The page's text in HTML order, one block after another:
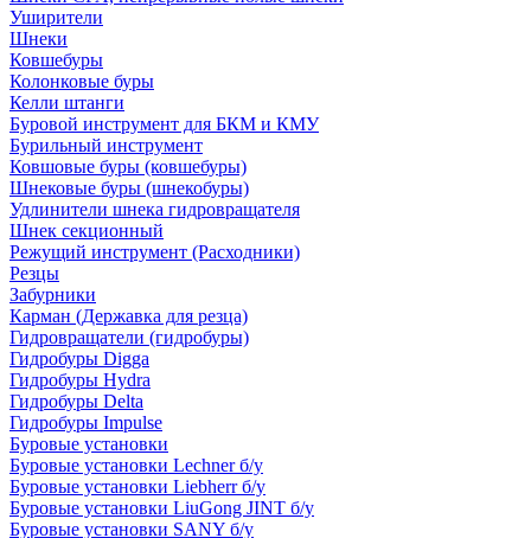
Уширители
Шнеки
Ковшебуры
Колонковые буры
Келли штанги
Буровой инструмент для БКМ и КМУ
Бурильный инструмент
Ковшовые буры (ковшебуры)
Шнековые буры (шнекобуры)
Удлинители шнека гидровращателя
Шнек секционный
Режущий инструмент (Расходники)
Резцы
Забурники
Карман (Державка для резца)
Гидровращатели (гидробуры)
Гидробуры Digga
Гидробуры Hydra
Гидробуры Delta
Гидробуры Impulse
Буровые установки
Буровые установки Lechner б/у
Буровые установки Liebherr б/у
Буровые установки LiuGong JINT б/у
Буровые установки SANY б/у